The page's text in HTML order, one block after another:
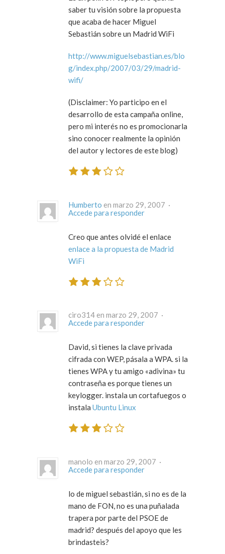
saber tu visión sobre la propuesta
que acaba de hacer Miguel
Sebastián sobre un Madrid WiFi
http://www.miguelsebastian.es/blo
g/index.php/2007/03/29/madrid-
wifi/
(Disclaimer: Yo participo en el
desarrollo de esta campaña online,
pero mi interés no es promocionarla
sino conocer realmente la opinión
del autor y lectores de este blog)
Humberto
en marzo 29, 2007 ·
Accede para responder
Creo que antes olvidé el enlace
enlace a la propuesta de Madrid
WiFi
ciro314 en marzo 29, 2007 ·
Accede para responder
David, si tienes la clave privada
cifrada con WEP, pásala a WPA. si la
tienes WPA y tu amigo «adivina» tu
contraseña es porque tienes un
keylogger. instala un cortafuegos o
instala Ubuntu Linux
manolo en marzo 29, 2007 ·
Accede para responder
lo de miguel sebastián, si no es de la
mano de FON, no es una puñalada
trapera por parte del PSOE de
madrid? después del apoyo que les
brindasteis?